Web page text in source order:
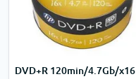
DVD+R 120min/4.7Gb/x16